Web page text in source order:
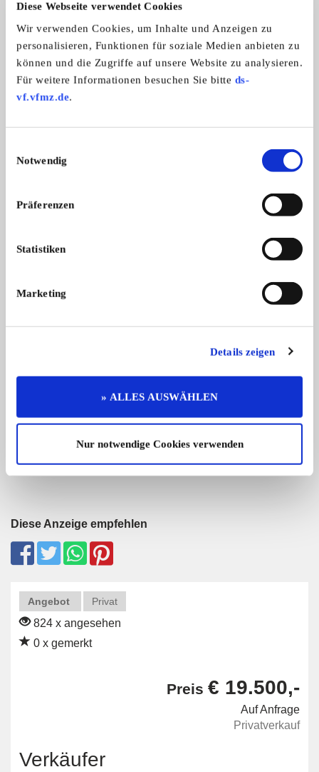
Diese Webseite verwendet Cookies
Wir verwenden Cookies, um Inhalte und Anzeigen zu
personalisieren, Funktionen für soziale Medien anbieten zu
können und die Zugriffe auf unsere Website zu analysieren.
Für weitere Informationen besuchen Sie bitte ds-
vf.vfmz.de.
Notwendig
Präferenzen
Statistiken
Marketing
Details zeigen
» ALLES AUSWÄHLEN
Nur notwendige Cookies verwenden
Jaguar XJ12 Daimler Double Six
...
Das könnte Sie auch interessieren
Ford Transit MK4 Oldtimer-Camper
Diese Anzeige empfehlen
Angebot Privat
824 x angesehen
0 x gemerkt
Preis € 19.500,-
Auf Anfrage
Privatverkauf
Verkäufer